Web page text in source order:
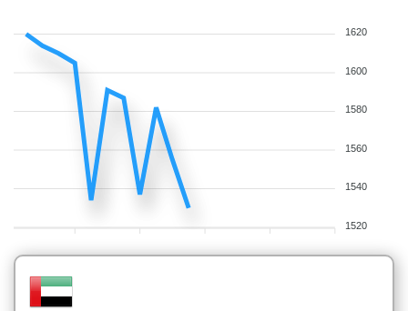
1620
1600
1580
1560
1540
1520